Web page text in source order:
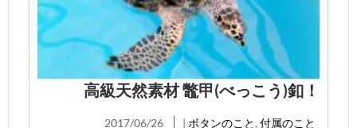
高級天然素材 鼈甲(べっこう)釦！
2017/06/26 | ボタンのこと , 付属のこと